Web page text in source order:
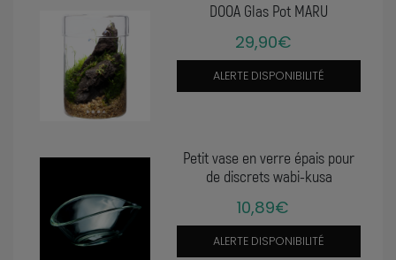
DOOA Glas Pot MARU
29,90€
ALERTE DISPONIBILITÉ
Petit vase en verre épais pour
de discrets wabi-kusa
10,89€
ALERTE DISPONIBILITÉ